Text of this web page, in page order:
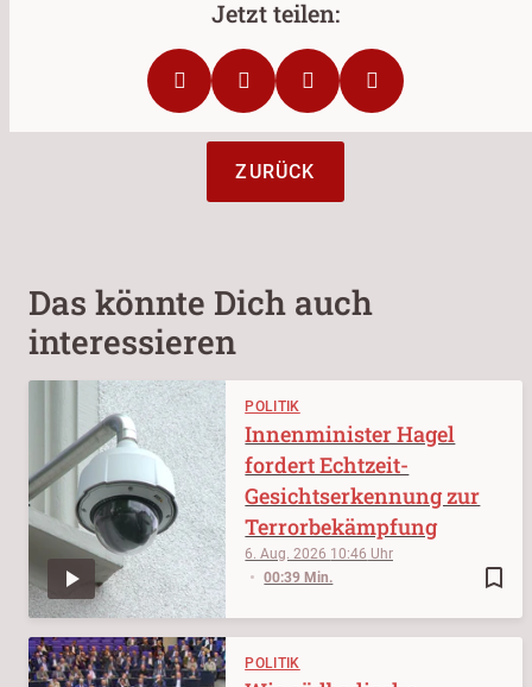
ZURÜCK
Das könnte Dich auch
interessieren
POLITIK
bookmark_border
6. Aug. 2026 10:46
00:39 Min.
Innenminister Hagel
fordert Echtzeit-
Gesichtserkennung zur
Terrorbekämpfung
POLITIK